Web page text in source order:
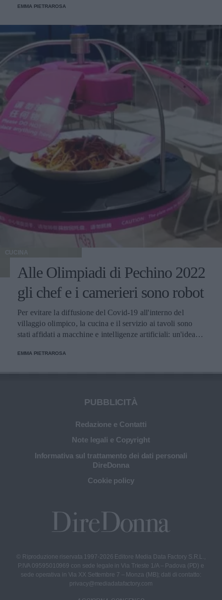
EMMA PIETRAROSA
CUCINA
Alle Olimpiadi di Pechino 2022
gli chef e i camerieri sono robot
Per evitare la diffusione del Covid-19 all'interno del
villaggio olimpico, la cucina e il servizio ai tavoli sono
stati affidati a macchine e intelligenze artificiali: un'idea
EMMA PIETRAROSA
PUBBLICITÀ
Redazione e Contatti
Note legali e Copyright
Informativa sul trattamento dei dati personali
DireDonna
Cookie policy
© Riproduzione riservata 1997-2026 Editore Media Data Factory S.R.L.,
P.IVA 09595010969 con sede legale in Via Trieste 1/A – Padova (PD) e
sede operativa in Via XX Settembre 7 – Monza (MB); dati di contatto:
privacy@mediadatafactory.com